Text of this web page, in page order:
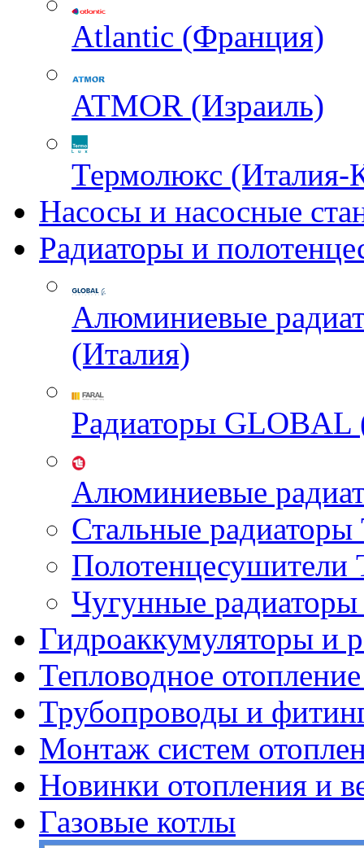
Atlantic (Франция)
ATMOR (Израиль)
Термолюкс (Италия-
Насосы и насосные
Радиаторы и
Алюминиевые
(Италия)
Радиаторы GLOBAL
Алюминиевые
Стальные
Чугунные
Гидроаккумуляторы и
Тепловодное
Трубопроводы и
Монтаж систем
Новинки отопления и
Газовые котлы